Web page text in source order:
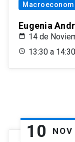
Eugenia
14 de
13:30 a 14:30
10 NOV